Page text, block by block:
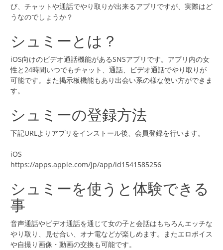
び、チャットや通話でやり取りが出来るアプリですが、実際はど
うなのでしょうか？
シュミーとは？
iOS向けのビデオ通話機能があるSNSアプリです。アプリ内の女
性と24時間いつでもチャット、通話、ビデオ通話でやり取りが
可能です。また掲示板機能もあり出会い系の様な使い方ができま
す。
シュミーの登録方法
下記URLよりアプリをインストール後、会員登録を行います。
iOS
https://apps.apple.com/jp/app/id1541585256
シュミーを使うと体験できる
事
音声通話やビデオ通話を通じて女の子と会話はもちろんエッチな
やり取り、見せ合い、オナ電などが楽しめます。またエロボイス
や自撮り画像・動画の交換も可能です。